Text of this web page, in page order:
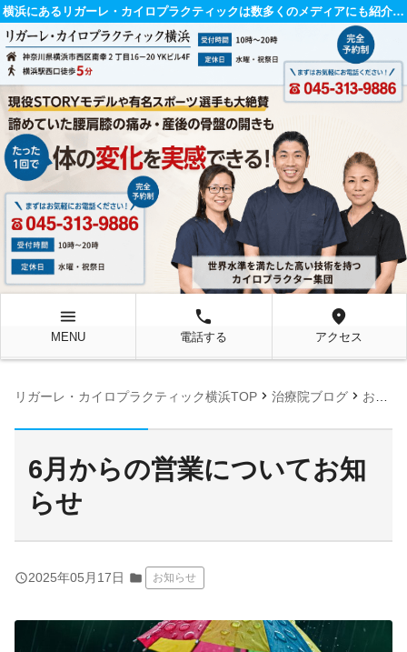
横浜にあるリガーレ・カイロプラクティックは数多くのメディアにも紹介されている整体院です。
menu
MENU
local_phone
電話する
location_on
アクセス
リガーレ・カイロプラクティック横浜TOP chevron_right 治療院ブログ chevron_right お知らせ
6月からの営業についてお知
らせ
query_builder2025年05月17日 folder お知らせ